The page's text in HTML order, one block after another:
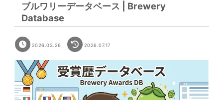
ブルワリーデータベース | Brewery
Database
2026.03.26 2026.07.17